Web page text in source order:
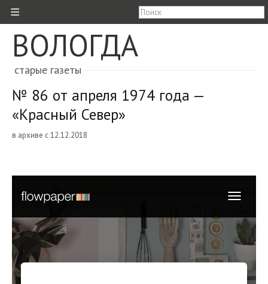
≡
ВОЛОГДА
старые газеты
№ 86 от апреля 1974 года —
«Красный Север»
в архиве с 12.12.2018